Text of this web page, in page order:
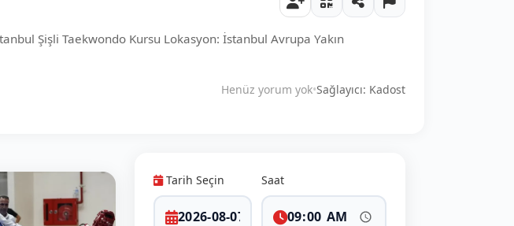
Şişli Taekwondo Kursu Lokasyon: İstanbul Avrupa Yakın
Henüz yorum yok•Sağlayıcı: Kadost
Tarih Seçin Saat